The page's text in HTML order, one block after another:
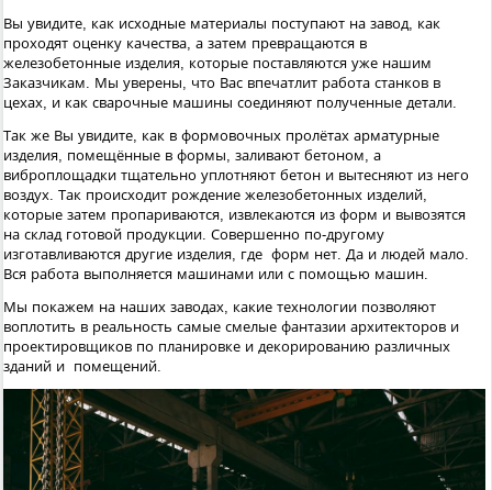
Вы увидите, как исходные материалы поступают на завод, как
проходят оценку качества, а затем превращаются в
железобетонные изделия, которые поставляются уже нашим
Заказчикам. Мы уверены, что Вас впечатлит работа станков в
цехах, и как сварочные машины соединяют полученные детали.
Так же Вы увидите, как в формовочных пролётах арматурные
изделия, помещённые в формы, заливают бетоном, а
виброплощадки тщательно уплотняют бетон и вытесняют из него
воздух. Так происходит рождение железобетонных изделий,
которые затем пропариваются, извлекаются из форм и вывозятся
на склад готовой продукции. Совершенно по-другому
изготавливаются другие изделия, где форм нет. Да и людей мало.
Вся работа выполняется машинами или с помощью машин.
Мы покажем на наших заводах, какие технологии позволяют
воплотить в реальность самые смелые фантазии архитекторов и
проектировщиков по планировке и декорированию различных
зданий и помещений.